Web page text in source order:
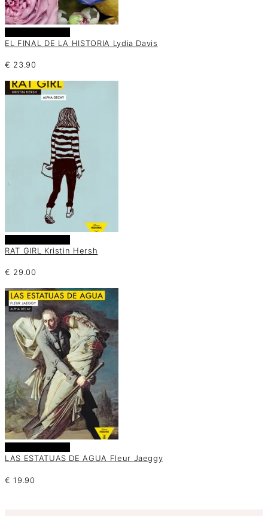
EL FINAL DE LA HISTORIA Lydia Davis
€ 23.90
RAT GIRL Kristin Hersh
€ 29.00
LAS ESTATUAS DE AGUA Fleur Jaeggy
€ 19.90